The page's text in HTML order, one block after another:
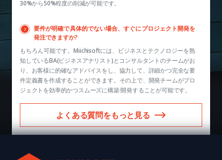
30%から50%程度の削減が可能です。
要件が明確で具体的でない場合、すぐにプロジェクト開発を
発注できますか?
もちろん可能です。Miichisoftには、ビジネスとテクノロジーを熟
知しているBA(ビジネスアナリスト)とコンサルタントのチームがお
り、お客様に的確なアドバイスをし、協力して、詳細かつ完全な要
件定義書を作成することができます。その上で、開発チームがプロ
ジェクトを効率的かつスムーズに構築·開発することが可能です。
よくある質問をもっと見る